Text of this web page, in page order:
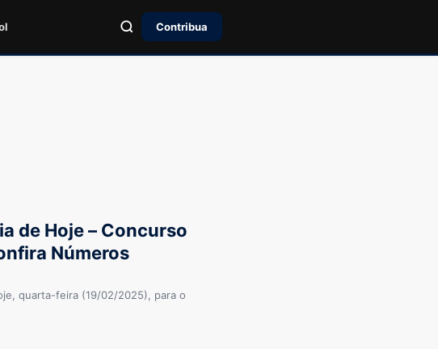
Contribua
de Hoje – Concurso
Números
quarta-feira (19/02/2025), para o